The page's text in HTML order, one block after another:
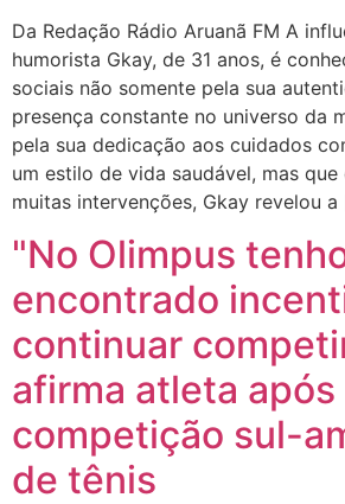
Da Redação Rádio Aruanã FM A
humorista Gkay, de 31 anos, é
sociais não somente pela sua
presença constante no universo da
pela sua dedicação aos cuidados
um estilo de vida saudável, mas
muitas intervenções, Gkay revelou
"No Olimpus
encontrado
continuar
afirma atleta
competição sul-
de tênis